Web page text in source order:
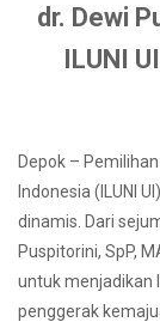
dr. Dewi
ILUNI
Depok –
Indonesia (ILUNI
dinamis. Dari
Puspitorini, SpP,
untuk menjadikan
penggerak